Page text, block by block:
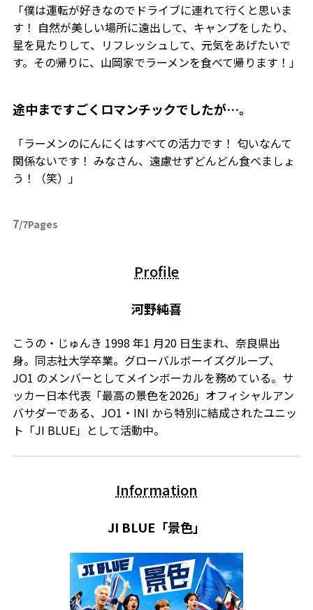
「僕は運転が好きなのでドライブに連れて行くと思いま
す！ 自然が美しい場所に遠出して、キャンプをしたり、
星を見たりして、リフレッシュして、元気をあげたいで
す。その帰りに、山岡家でラーメンを食べて帰ります！」
――途中まですごくロマンチックでしたが…。
「ラーメンのにんにくはすべての活力です！ 匂いなんて
関係ないです！ みなさん、遠慮せずどんどん食べましょ
う！（笑）」
7/7Pages
Profile
河野純喜
こうの・じゅんき 1998 年1 月20 日生まれ、奈良県出
身。同志社大学卒業。グローバルボーイズグループ、
JO1 のメンバーとしてメインボーカルを務めている。サ
ッカー日本代表「最高の景色を2026」オフィシャルアン
バサダーである、JO1・INI から特別に結成されたユニッ
ト「JI BLUE」として活動中。
Information
JI BLUE「景色」